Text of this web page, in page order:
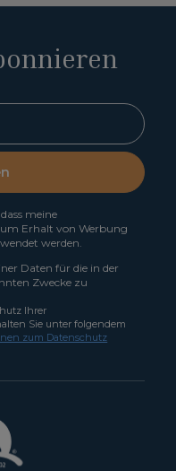
meine
Erhalt von Werbung
werden.
Daten für die in der
Zwecke zu
Ihrer
Sie unter folgendem
zum Datenschutz